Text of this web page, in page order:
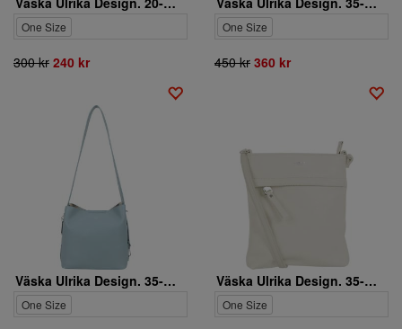
One Size
300 kr 240 kr
One Size
450 kr 360 kr
Väska Ulrika Design. 35-3430-13
One Size
Väska Ulrika Design. 35-2222-2
One Size